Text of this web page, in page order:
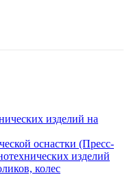
изделий на
оснастки (Пресс-
изделий
колес